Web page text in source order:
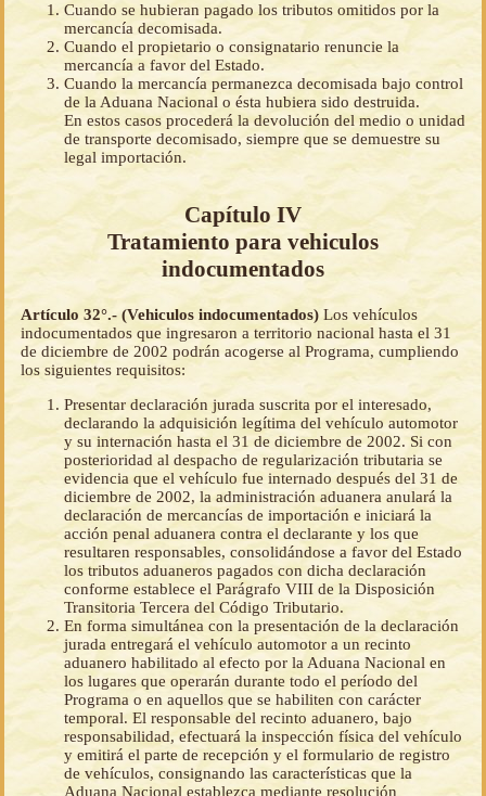
Cuando se hubieran pagado los tributos omitidos por la
mercancía decomisada.
Cuando el propietario o consignatario renuncie la
mercancía a favor del Estado.
Cuando la mercancía permanezca decomisada bajo control
de la Aduana Nacional o ésta hubiera sido destruida.
En estos casos procederá la devolución del medio o unidad
de transporte decomisado, siempre que se demuestre su
legal importación.
Capítulo IV
Tratamiento para vehiculos
indocumentados
Artículo 32°.- (Vehiculos indocumentados) Los vehículos
indocumentados que ingresaron a territorio nacional hasta el 31
de diciembre de 2002 podrán acogerse al Programa, cumpliendo
los siguientes requisitos:
Presentar declaración jurada suscrita por el interesado,
declarando la adquisición legítima del vehículo automotor
y su internación hasta el 31 de diciembre de 2002. Si con
posterioridad al despacho de regularización tributaria se
evidencia que el vehículo fue internado después del 31 de
diciembre de 2002, la administración aduanera anulará la
declaración de mercancías de importación e iniciará la
acción penal aduanera contra el declarante y los que
resultaren responsables, consolidándose a favor del Estado
los tributos aduaneros pagados con dicha declaración
conforme establece el Parágrafo VIII de la Disposición
Transitoria Tercera del Código Tributario.
En forma simultánea con la presentación de la declaración
jurada entregará el vehículo automotor a un recinto
aduanero habilitado al efecto por la Aduana Nacional en
los lugares que operarán durante todo el período del
Programa o en aquellos que se habiliten con carácter
temporal. El responsable del recinto aduanero, bajo
responsabilidad, efectuará la inspección física del vehículo
y emitirá el parte de recepción y el formulario de registro
de vehículos, consignando las características que la
Aduana Nacional establezca mediante resolución